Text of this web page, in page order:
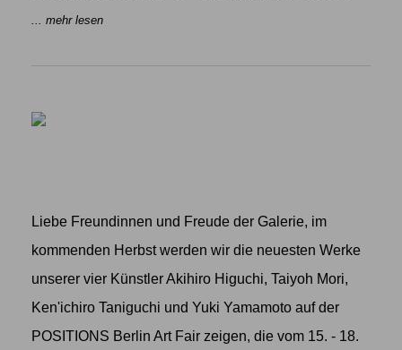
... mehr lesen
Liebe Freundinnen und Freude der Galerie, im
kommenden Herbst werden wir die neuesten Werke
unserer vier Künstler Akihiro Higuchi, Taiyoh Mori,
Ken'ichiro Taniguchi und Yuki Yamamoto auf der
POSITIONS Berlin Art Fair zeigen, die vom 15. - 18.